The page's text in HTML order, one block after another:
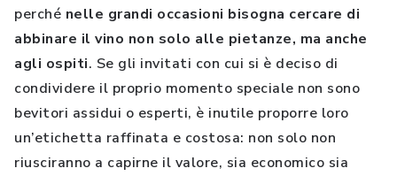
perché nelle grandi occasioni bisogna cercare di
abbinare il vino non solo alle pietanze, ma anche
agli ospiti. Se gli invitati con cui si è deciso di
condividere il proprio momento speciale non sono
bevitori assidui o esperti, è inutile proporre loro
un’etichetta raffinata e costosa: non solo non
riusciranno a capirne il valore, sia economico sia